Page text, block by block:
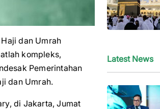
dan Umrah
kompleks,
Pemerintahan
dan Umrah.
di Jakarta, Jumat
Latest News